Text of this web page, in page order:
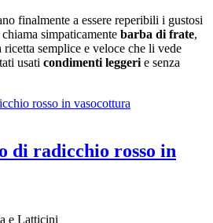
finalmente a essere reperibili i gustosi
simpaticamente barba di frate,
semplice e veloce che li vede
usati condimenti leggeri e senza
di radicchio rosso in
e Latticini